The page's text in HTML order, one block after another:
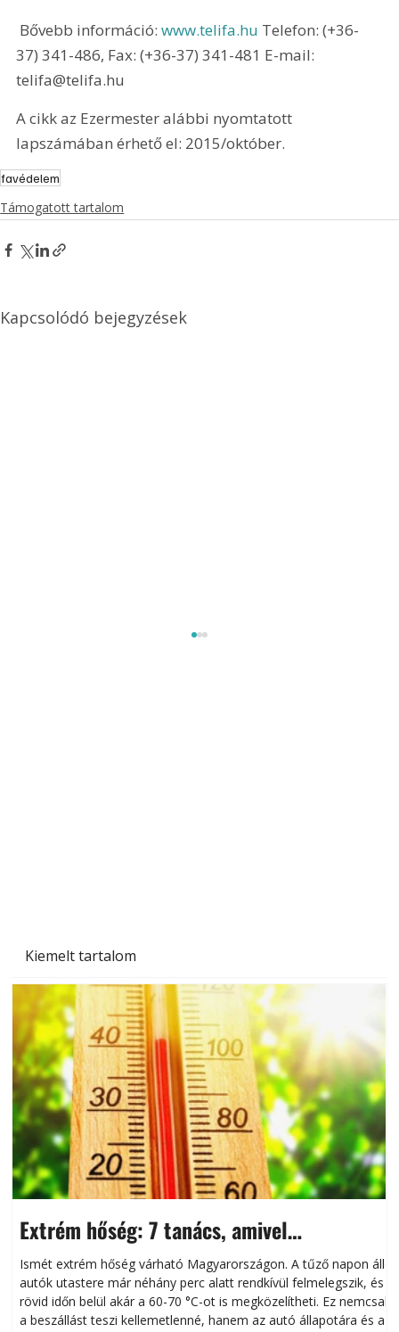
Kiemelt tartalom
Extrém hőség: 7 tanács, amivel
megóvhatjuk autónkat a nyári károktól
Ismét extrém hőség várható Magyarországon. A tűző napon álló
autók utastere már néhány perc alatt rendkívül felmelegszik, és
rövid időn belül akár a 60-70 °C-ot is megközelítheti. Ez nemcsak
a beszállást teszi kellemetlenné, hanem az autó állapotára és a
Bővebb információ: www.telifa.hu Telefon: (+36-
37) 341-486, Fax: (+36-37) 341-481 E-mail:
telifa@telifa.hu
A cikk az Ezermester alábbi nyomtatott
lapszámában érhető el: 2015/október.
favédelem
Támogatott tartalom
Kapcsolódó bejegyzések